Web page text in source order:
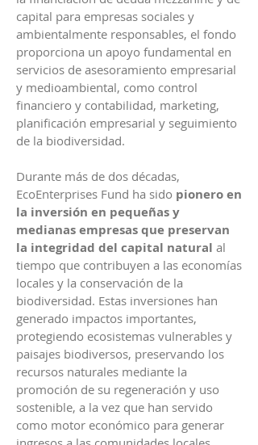
capital para empresas sociales y
ambientalmente responsables, el fondo
proporciona un apoyo fundamental en
servicios de asesoramiento empresarial
y medioambiental, como control
financiero y contabilidad, marketing,
planificación empresarial y seguimiento
de la biodiversidad.
Durante más de dos décadas,
EcoEnterprises Fund ha sido pionero en
la inversión en pequeñas y
medianas empresas que preservan
la integridad del capital natural al
tiempo que contribuyen a las economías
locales y la conservación de la
biodiversidad. Estas inversiones han
generado impactos importantes,
protegiendo ecosistemas vulnerables y
paisajes biodiversos, preservando los
recursos naturales mediante la
promoción de su regeneración y uso
sostenible, a la vez que han servido
como motor económico para generar